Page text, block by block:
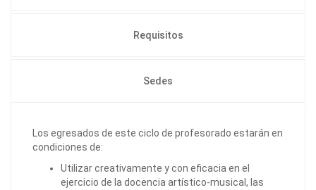
Requisitos
Sedes
Los egresados de este ciclo de profesorado estarán en
condiciones de:
Utilizar creativamente y con eficacia en el
ejercicio de la docencia artístico-musical, las